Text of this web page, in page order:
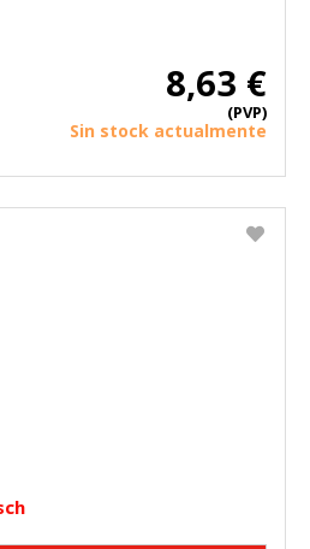
8,63 €
(PVP)
Sin stock actualmente